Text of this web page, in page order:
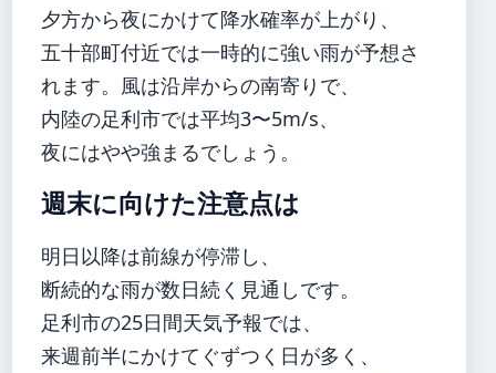
夕方から夜にかけて降水確率が上がり、
五十部町付近では一時的に強い雨が予想さ
れます。風は沿岸からの南寄りで、
内陸の足利市では平均3〜5m/s、
夜にはやや強まるでしょう。
週末に向けた注意点は
明日以降は前線が停滞し、
断続的な雨が数日続く見通しです。
足利市の25日間天気予報では、
来週前半にかけてぐずつく日が多く、